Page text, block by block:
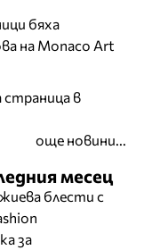
бяха
на Monaco Art
страница в
още новини...
месец
блести с
за